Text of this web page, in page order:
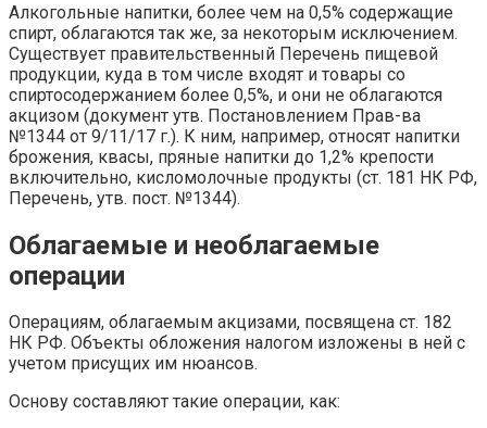
Алкогольные напитки, более чем на 0,5% содержащие
спирт, облагаются так же, за некоторым исключением.
Существует правительственный Перечень пищевой
продукции, куда в том числе входят и товары со
спиртосодержанием более 0,5%, и они не облагаются
акцизом (документ утв. Постановлением Прав-ва
№1344 от 9/11/17 г.). К ним, например, относят напитки
брожения, квасы, пряные напитки до 1,2% крепости
включительно, кисломолочные продукты (ст. 181 НК РФ,
Перечень, утв. пост. №1344).
Облагаемые и необлагаемые
операции
Операциям, облагаемым акцизами, посвящена ст. 182
НК РФ. Объекты обложения налогом изложены в ней с
учетом присущих им нюансов.
Основу составляют такие операции, как: